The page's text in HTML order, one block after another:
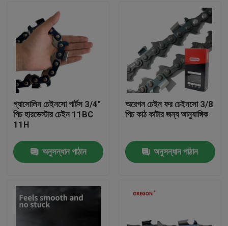
বাড়ি
গ্যাসোলিন চেইনসো পার্টস 3/4"
পিচ হারভেস্টার চেইন 11BC
11H
অনুসন্ধান পাঠান
অরেগন চেইন ফর চেইনসো 3/8
পিচ কাঠ কাটার জন্য আনুষাঙ্গিক
অনুসন্ধান পাঠান